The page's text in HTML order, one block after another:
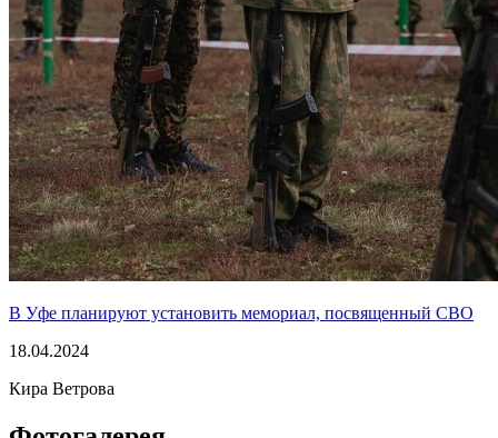
В Уфе планируют установить мемориал, посвященный СВО
18.04.2024
Кира Ветрова